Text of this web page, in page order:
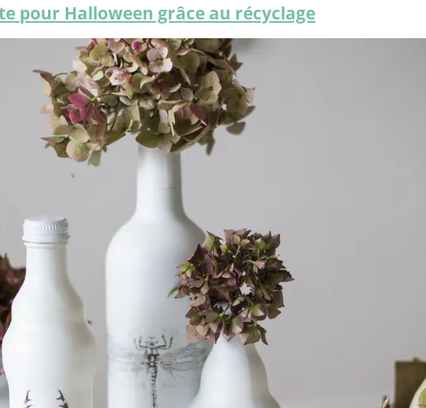
pour Halloween grâce au récyclage